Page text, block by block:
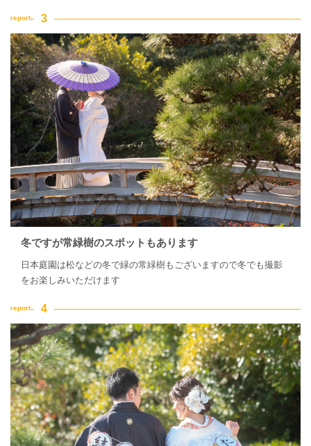
冬ですが常緑樹のスポットもあります
日本庭園は松などの冬で緑の常緑樹もございますので冬でも撮影
をお楽しみいただけます